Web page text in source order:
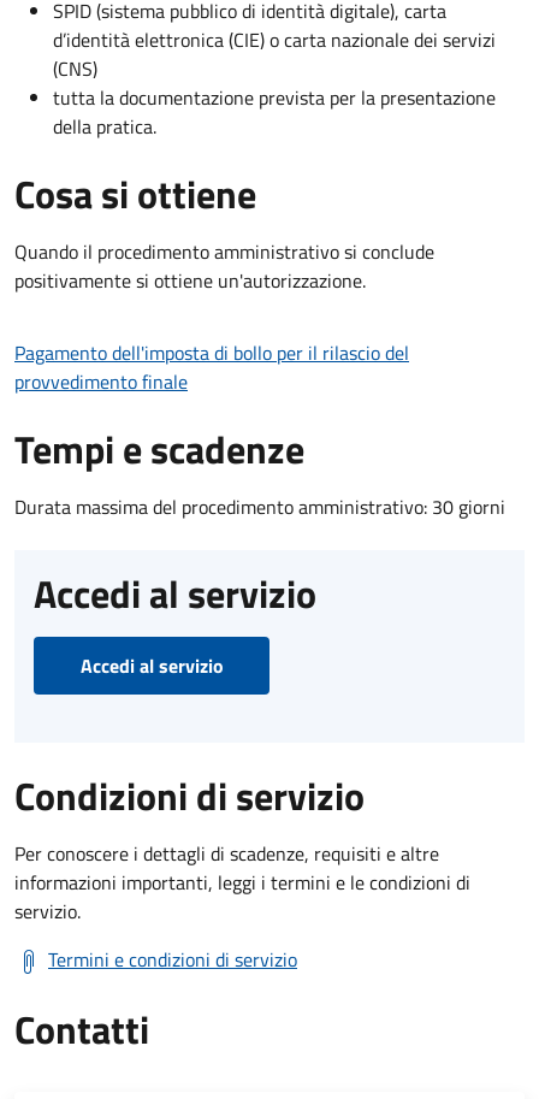
SPID (sistema pubblico di identità digitale), carta
d’identità elettronica (CIE) o carta nazionale dei servizi
(CNS)
tutta la documentazione prevista per la presentazione
della pratica.
Cosa si ottiene
Quando il procedimento amministrativo si conclude
positivamente si ottiene un'autorizzazione.
Pagamento dell'imposta di bollo per il rilascio del
provvedimento finale
Tempi e scadenze
Durata massima del procedimento amministrativo: 30 giorni
Accedi al servizio
Accedi al servizio
Condizioni di servizio
Per conoscere i dettagli di scadenze, requisiti e altre
informazioni importanti, leggi i termini e le condizioni di
servizio.
Termini e condizioni di servizio
Contatti